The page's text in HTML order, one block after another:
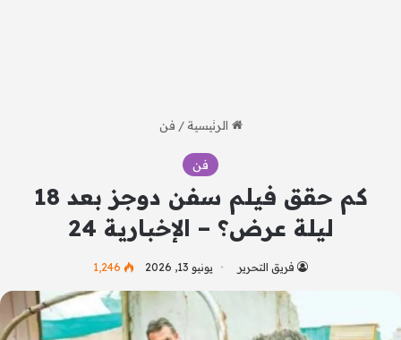
الرئيسية / فن
فن
كم حقق فيلم سفن دوجز بعد 18
ليلة عرض؟ – الإخبارية 24
فريق التحرير يونيو 13, 2026 1٬246